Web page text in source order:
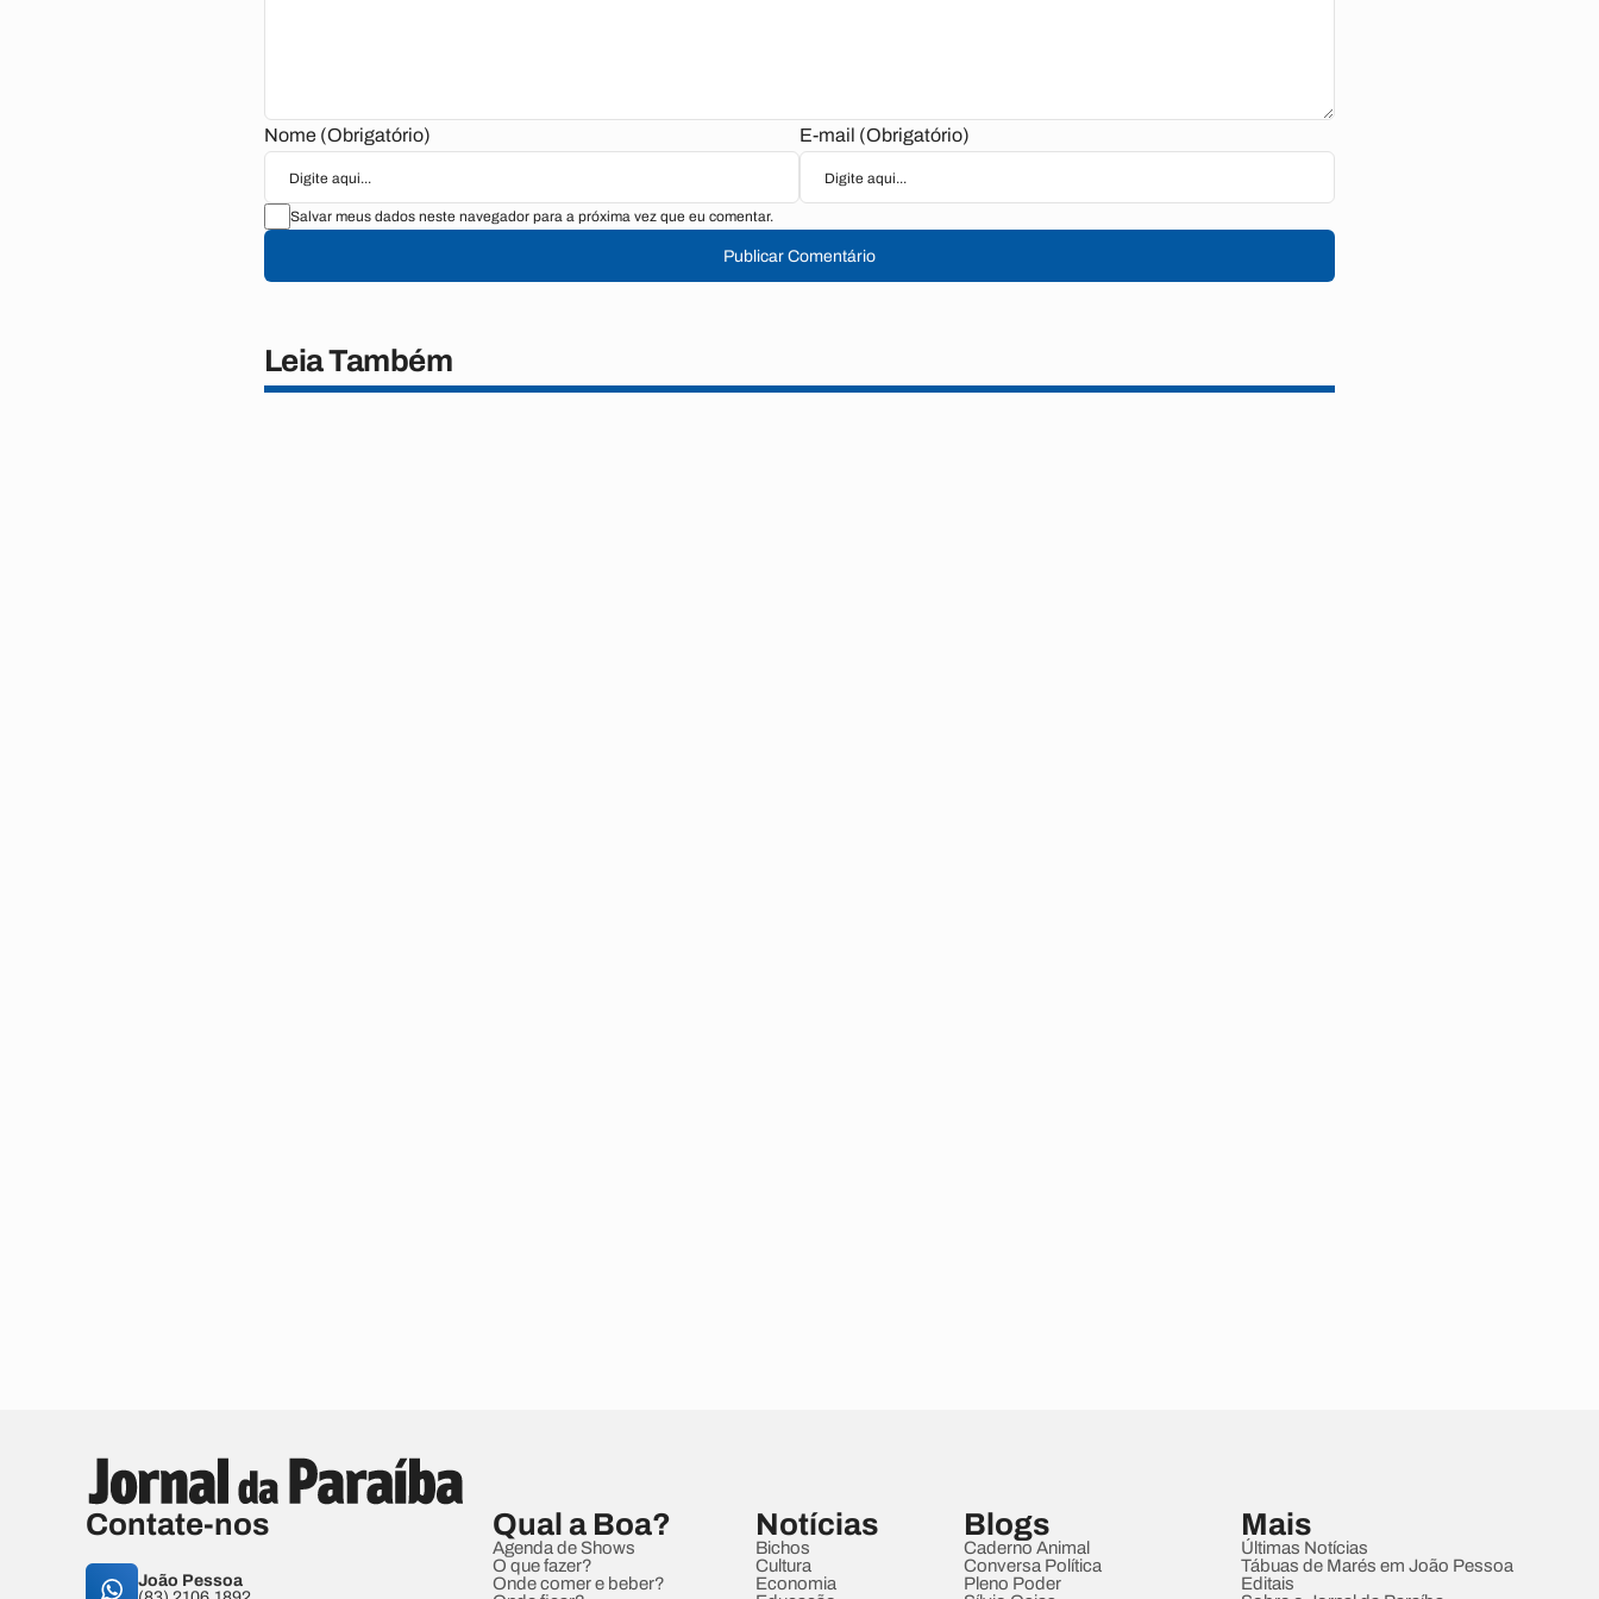
Nome (Obrigatório) E-mail (Obrigatório)
Salvar meus dados neste navegador para a próxima vez que eu comentar.
Publicar Comentário
Leia Também
Contate-nos
João Pessoa
Qual a Boa?
Agenda de Shows
O que fazer?
Onde comer e beber?
Notícias
Bichos
Cultura
Economia
Blogs
Caderno Animal
Conversa Política
Pleno Poder
Mais
Últimas Notícias
Tábuas de Marés em João Pessoa
Editais